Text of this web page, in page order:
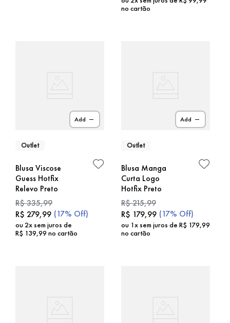
no cartão
Add
Outlet
Blusa Viscose
Guess Hotfix
Relevo Preto
R$335,99
R$ 279,99 (17% Off)
ou2x sem juros de
R$ 139,99 no cartão
Add
Outlet
Blusa Manga
Curta Logo
Hotfix Preto
R$215,99
R$ 179,99 (17% Off)
ou 1x sem juros de R$ 179,99
no cartão